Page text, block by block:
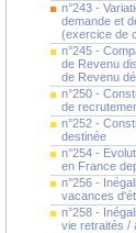
n°243 -
demande et
(exercice de
n°245 -
de Revenu
de Revenu
n°250 -
de
n°252 -
destinée
n°254 -
en France
n°256 -
vacances
n°258 -
vie retraités /